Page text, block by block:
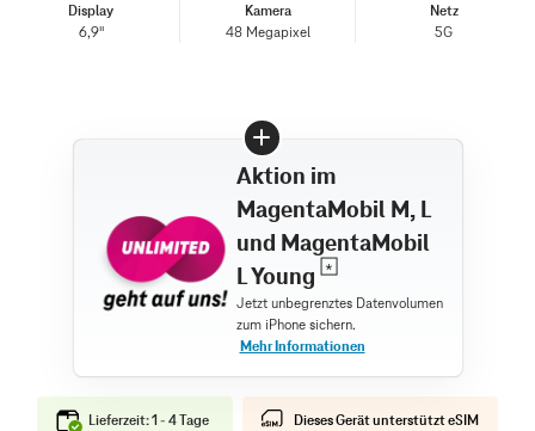
Display
6,9"
Kamera
48 Megapixel
Netz
5G
Aktion im
MagentaMobil M, L
und MagentaMobil
L Young
Lieferzeit: 1 - 4 Tage Dieses Gerät unterstützt eSIM